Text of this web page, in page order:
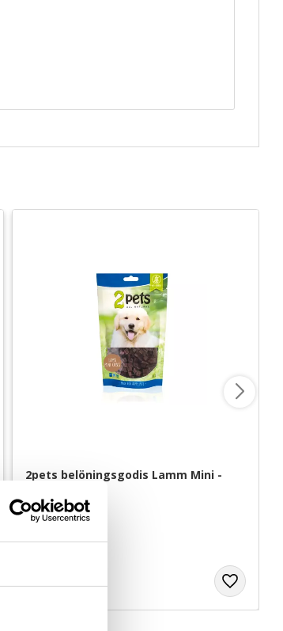
2pets belöningsgodis Lamm Mini -
Av färska råvaror